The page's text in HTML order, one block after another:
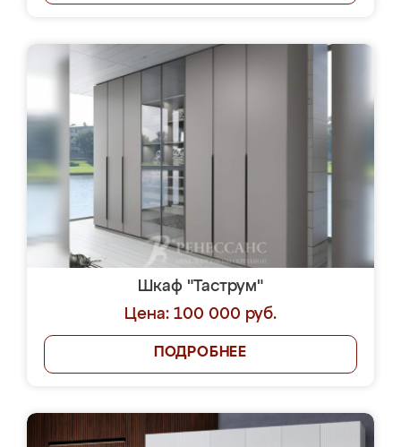
Шкаф "Таструм"
Цена: 100 000 руб.
ПОДРОБНЕЕ